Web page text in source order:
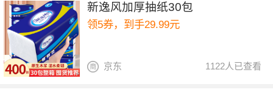
新逸风加厚抽纸30包
领5券，到手29.99元
1122人已查看
京东